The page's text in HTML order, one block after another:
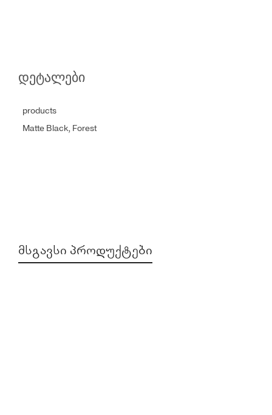
დეტალები
products
Matte Black, Forest
ᲛᲡᲒᲐᲕᲡᲘ ᲞᲠᲝᲓᲣᲥᲢᲔᲑᲘ